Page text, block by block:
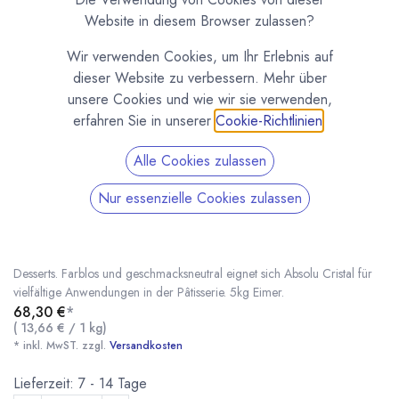
5kg Absolu Cristal Neutraler Überguss
Desserts. Farblos und geschmacksneutral eignet sich Absolu Cristal für
vielfältige Anwendungen in der Pâtisserie. 5kg Eimer.
68,30 €*
( 13,66 € / 1 kg)
* inkl. MwST. zzgl. Versandkosten
Lieferzeit: 7 - 14 Tage
Website in diesem Browser zulassen?
Wir verwenden Cookies, um Ihr Erlebnis auf
dieser Website zu verbessern. Mehr über
unsere Cookies und wie wir sie verwenden,
erfahren Sie in unserer Cookie-Richtlinien
Alle Cookies zulassen
Nur essenzielle Cookies zulassen